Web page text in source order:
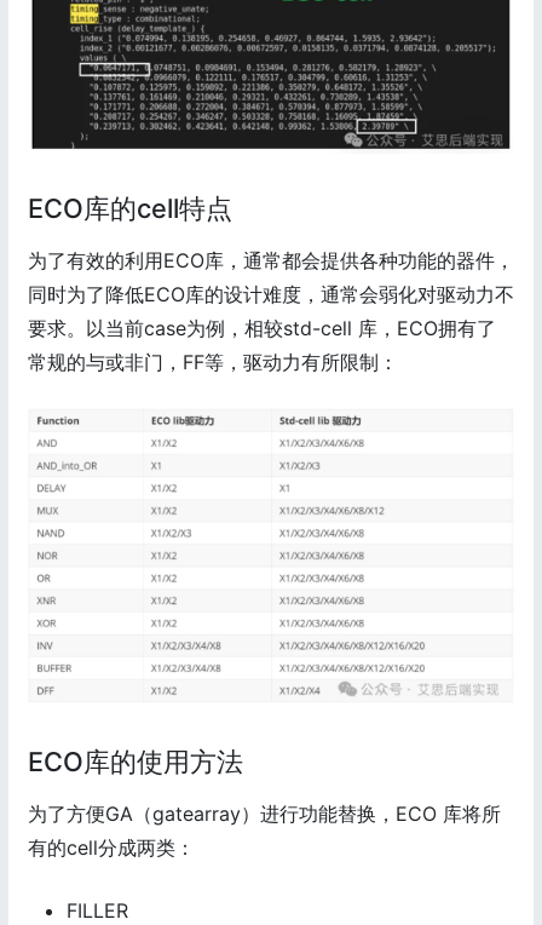
ECO库的cell特点
为了有效的利用ECO库，通常都会提供各种功能的器件，
同时为了降低ECO库的设计难度，通常会弱化对驱动力不
要求。以当前case为例，相较std-cell 库，ECO拥有了
常规的与或非门，FF等，驱动力有所限制：
ECO库的使用方法
为了方便GA（gatearray）进行功能替换，ECO 库将所
有的cell分成两类：
FILLER